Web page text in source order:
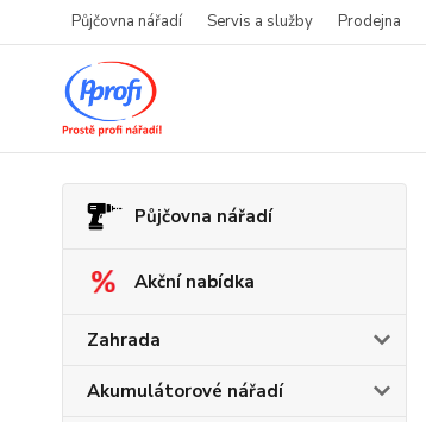
Půjčovna nářadí Servis a služby Prodejna
Půjčovna nářadí
Akční nabídka
Zahrada
Akumulátorové nářadí